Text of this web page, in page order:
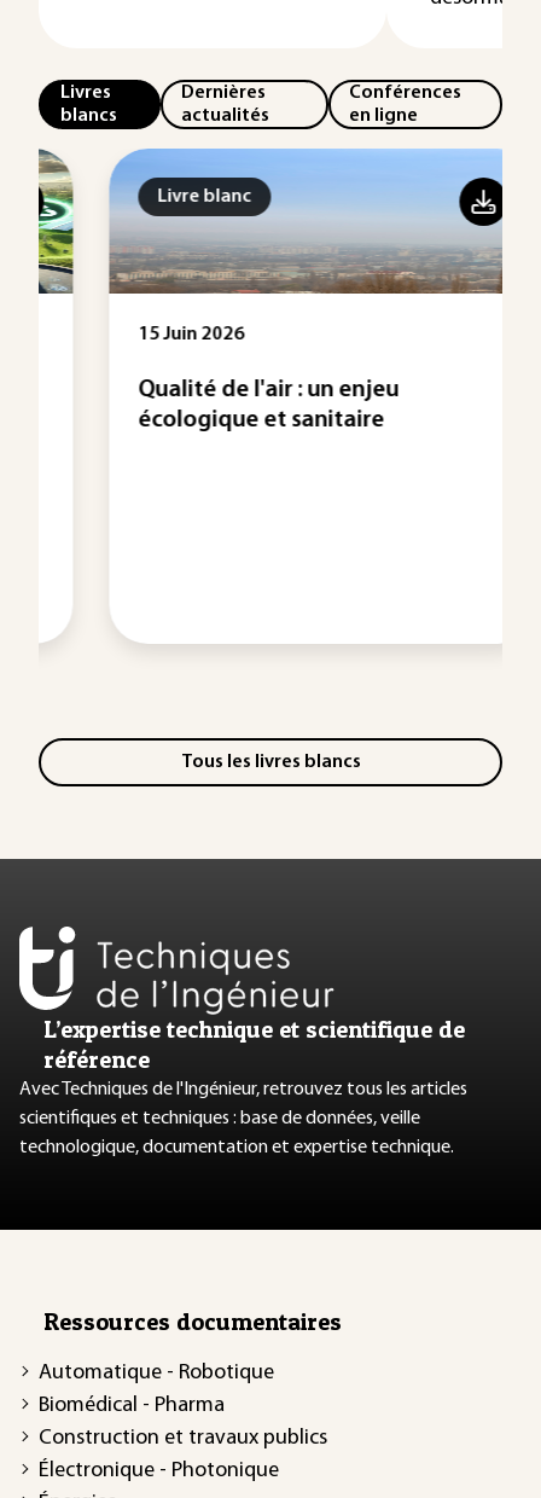
Livres
blancs
Dernières
actualités
Conférences
en ligne
Livre blanc
15 Juin 2026
Qualité de l'air : un enjeu
écologique et sanitaire
Tous les livres blancs
L’expertise technique et scientifique de
référence
Avec Techniques de l'Ingénieur, retrouvez tous les articles
scientifiques et techniques : base de données, veille
technologique, documentation et expertise technique.
Ressources documentaires
Automatique - Robotique
Biomédical - Pharma
Construction et travaux publics
Électronique - Photonique